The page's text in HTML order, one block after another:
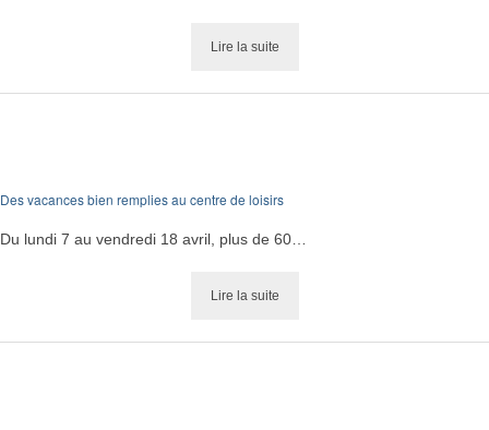
Lire la suite
Des vacances bien remplies au centre de loisirs
Du lundi 7 au vendredi 18 avril, plus de 60…
Lire la suite